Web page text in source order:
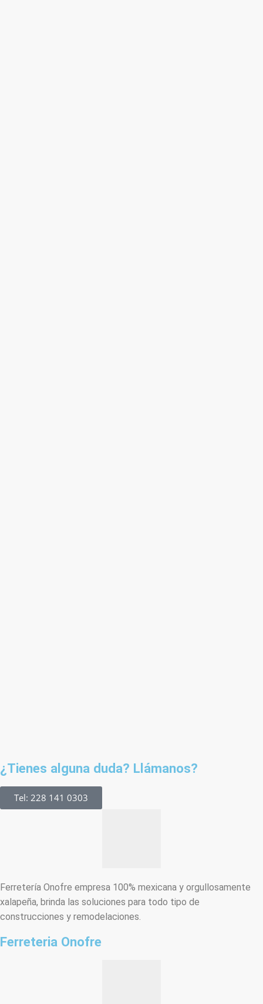
¿Tienes alguna duda? Llámanos?
Tel: 228 141 0303
Ferretería Onofre empresa 100% mexicana y orgullosamente
xalapeña, brinda las soluciones para todo tipo de
construcciones y remodelaciones.
Ferreteria Onofre